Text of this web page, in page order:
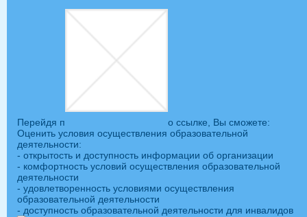
Перейдя п
о ссылке, Вы сможете:
Оценить условия осуществления образовательной
деятельности:
- открытость и доступность информации об организации
- комфортность условий осуществления образовательной
деятельности
- удовлетворенность условиями осуществления
образовательной деятельности
- доступность образовательной деятельности для инвалидов